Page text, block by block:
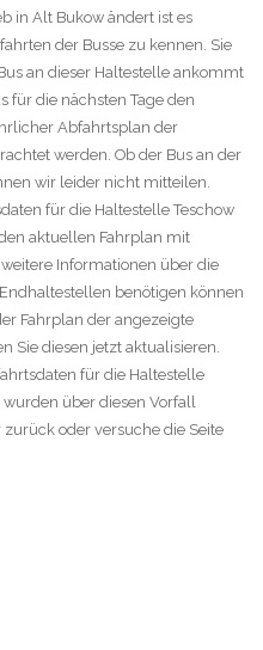
in Alt Bukow ändert ist es
der Busse zu kennen. Sie
an dieser Haltestelle ankommt
für die nächsten Tage den
Abfahrtsplan der
werden. Ob der Bus an der
wir leider nicht mitteilen.
für die Haltestelle Teschow
aktuellen Fahrplan mit
Informationen über die
benötigen können
Fahrplan der angezeigte
Sie diesen jetzt aktualisieren.
für die Haltestelle
über diesen Vorfall
oder versuche die Seite